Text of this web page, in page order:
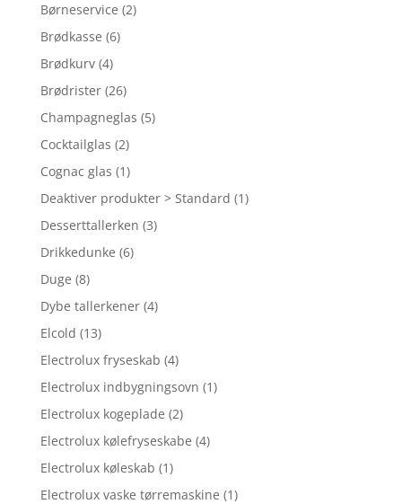
Børneservice (2)
Brødkasse (6)
Brødkurv (4)
Brødrister (26)
Champagneglas (5)
Cocktailglas (2)
Cognac glas (1)
Deaktiver produkter > Standard (1)
Desserttallerken (3)
Drikkedunke (6)
Duge (8)
Dybe tallerkener (4)
Elcold (13)
Electrolux fryseskab (4)
Electrolux indbygningsovn (1)
Electrolux kogeplade (2)
Electrolux kølefryseskabe (4)
Electrolux køleskab (1)
Electrolux vaske tørremaskine (1)